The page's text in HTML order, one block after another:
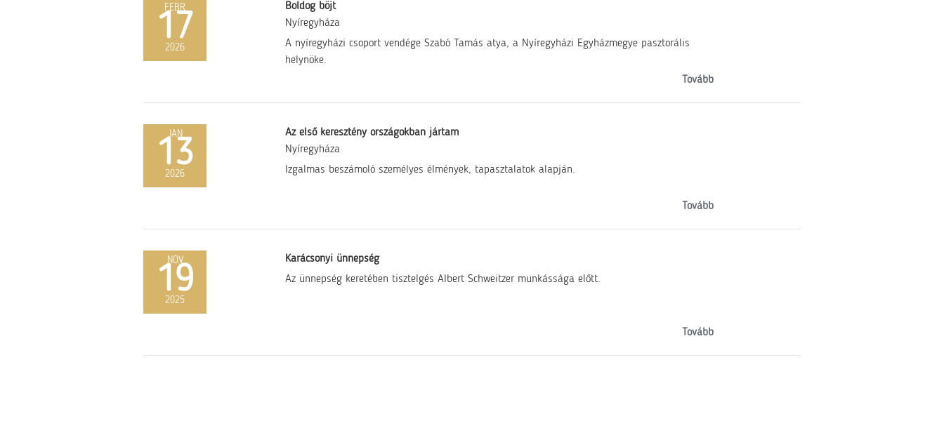
FEBR
17
2026
Boldog böjt
Nyíregyháza
A nyíregyházi csoport vendége Szabó Tamás atya, a Nyíregyházi Egyházmegye pasztorális
helynöke.
Tovább
JAN
13
2026
Az első keresztény országokban jártam
Nyíregyháza
Izgalmas beszámoló személyes élmények, tapasztalatok alapján.
Tovább
NOV
19
2025
Karácsonyi ünnepség
Az ünnepség keretében tisztelgés Albert Schweitzer munkássága előtt.
Tovább